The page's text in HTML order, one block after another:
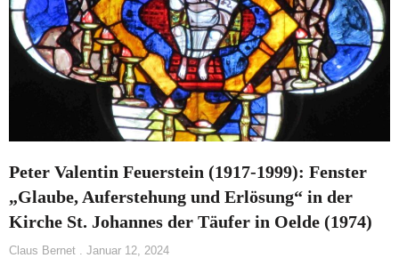
Peter Valentin Feuerstein (1917-1999): Fenster
„Glaube, Auferstehung und Erlösung“ in der
Kirche St. Johannes der Täufer in Oelde (1974)
Claus Bernet Januar 12, 2024